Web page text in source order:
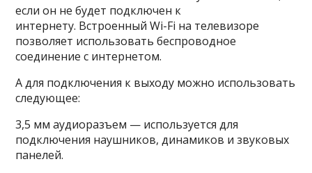
если он не будет подключен к
интернету. Встроенный Wi-Fi на телевизоре
позволяет использовать беспроводное
соединение с интернетом.
А для подключения к выходу можно использовать
следующее:
3,5 мм аудиоразъем — используется для
подключения наушников, динамиков и звуковых
панелей.